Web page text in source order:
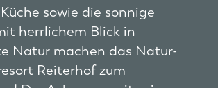
sowie die sonnige
herrlichem Blick in
Natur machen das Natur-
Reiterhof zum